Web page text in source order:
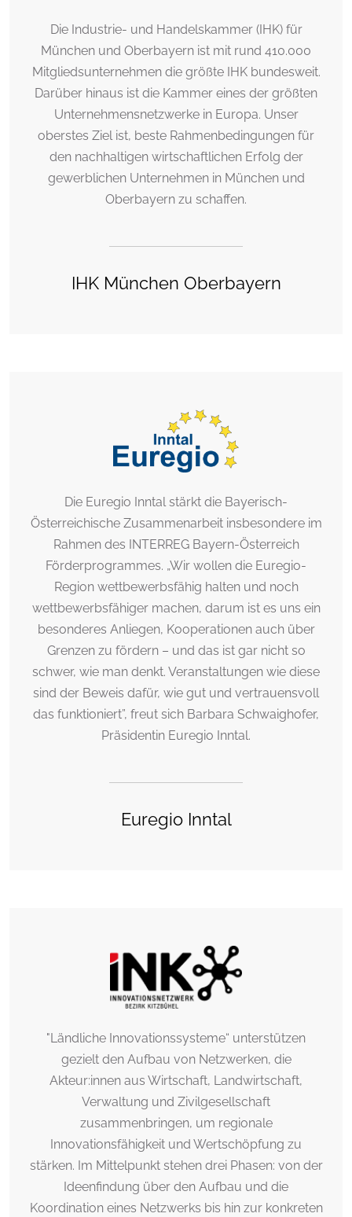
Die Industrie- und Handelskammer (IHK) für
München und Oberbayern ist mit rund 410.000
Mitgliedsunternehmen die größte IHK bundesweit.
Darüber hinaus ist die Kammer eines der größten
Unternehmensnetzwerke in Europa. Unser
oberstes Ziel ist, beste Rahmenbedingungen für
den nachhaltigen wirtschaftlichen Erfolg der
gewerblichen Unternehmen in München und
Oberbayern zu schaffen.
IHK München Oberbayern
Die Euregio Inntal stärkt die Bayerisch-
Österreichische Zusammenarbeit insbesondere im
Rahmen des INTERREG Bayern-Österreich
Förderprogrammes. „Wir wollen die Euregio-
Region wettbewerbsfähig halten und noch
wettbewerbsfähiger machen, darum ist es uns ein
besonderes Anliegen, Kooperationen auch über
Grenzen zu fördern – und das ist gar nicht so
schwer, wie man denkt. Veranstaltungen wie diese
sind der Beweis dafür, wie gut und vertrauensvoll
das funktioniert”, freut sich Barbara Schwaighofer,
Präsidentin Euregio Inntal.
Euregio Inntal
"Ländliche Innovationssysteme“ unterstützen
gezielt den Aufbau von Netzwerken, die
Akteur:innen aus Wirtschaft, Landwirtschaft,
Verwaltung und Zivilgesellschaft
zusammenbringen, um regionale
Innovationsfähigkeit und Wertschöpfung zu
stärken. Im Mittelpunkt stehen drei Phasen: von der
Ideenfindung über den Aufbau und die
Koordination eines Netzwerks bis hin zur konkreten